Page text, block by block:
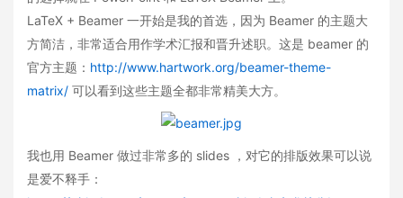
LaTeX + Beamer 一开始是我的首选，因为 Beamer 的主题大
方简洁，非常适合用作学术汇报和晋升述职。这是 beamer 的
官方主题： http://www.hartwork.org/beamer-theme-
matrix/ 可以看到这些主题全都非常精美大方。
我也用 Beamer 做过非常多的 slides ，对它的排版效果可以说
是爱不释手：